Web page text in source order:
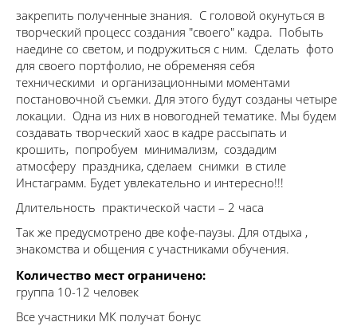
закрепить полученные знания. С головой окунуться в
творческий процесс создания "своего" кадра. Побыть
наедине со светом, и подружиться с ним. Сделать фото
для своего портфолио, не обременяя себя
техническими и организационными моментами
постановочной съемки. Для этого будут созданы четыре
локации. Одна из них в новогодней тематике. Мы будем
создавать творческий хаос в кадре рассыпать и
крошить, попробуем минимализм, создадим
атмосферу праздника, сделаем снимки в стиле
Инстаграмм. Будет увлекательно и интересно!!!
Длительность практической части – 2 часа
Так же предусмотрено две кофе-паузы. Для отдыха ,
знакомства и общения с участниками обучения.
Количество мест ограничено:
группа 10-12 человек
Все участники МК получат бонус